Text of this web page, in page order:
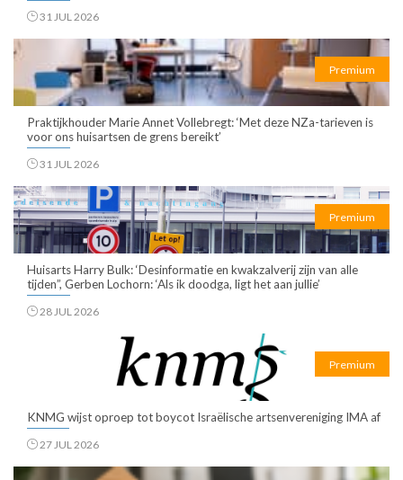
31 JUL 2026
Premium
Praktijkhouder Marie Annet Vollebregt: ‘Met deze NZa-tarieven is
voor ons huisartsen de grens bereikt’
31 JUL 2026
Premium
Huisarts Harry Bulk: ‘Desinformatie en kwakzalverij zijn van alle
tijden”, Gerben Lochorn: ‘Als ik doodga, ligt het aan jullie’
28 JUL 2026
Premium
KNMG wijst oproep tot boycot Israëlische artsenvereniging IMA af
27 JUL 2026